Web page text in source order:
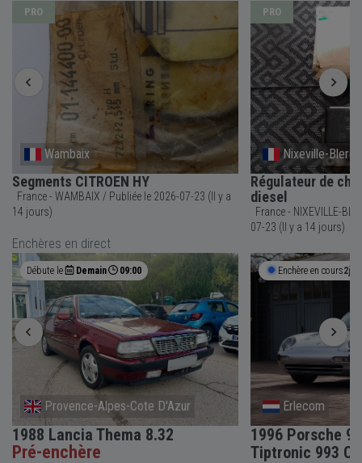
HY
Nixeville-Blercourt
Régulateur de charge CITROEN HY
diesel
France - NIXEVILLE-BLERCOURT / Publiée le 2026-
Enchères en direct
Cote D'Azur
8.32
Enchère en cours 2j 11h 49m
Erlecom
1996 Porsche 911 Carrera 4
Tiptronic 993 Convertib